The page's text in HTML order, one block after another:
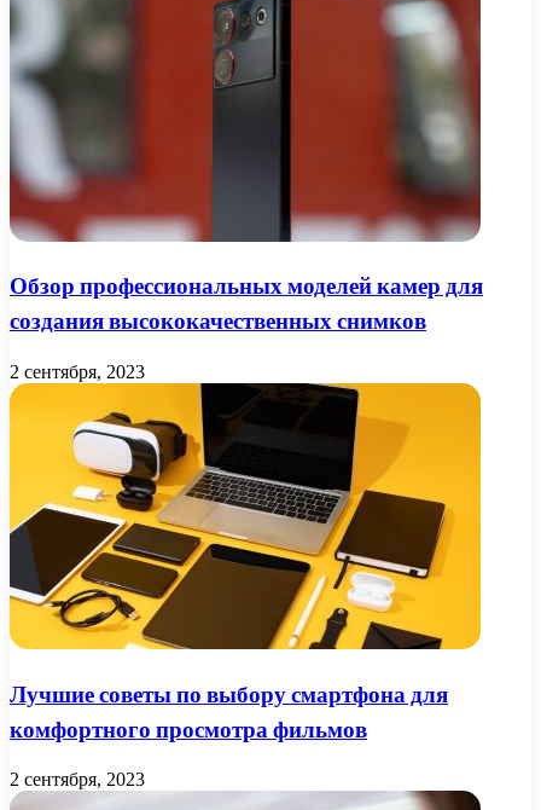
Обзор профессиональных моделей камер для
создания высококачественных снимков
2 сентября, 2023
Лучшие советы по выбору смартфона для
комфортного просмотра фильмов
2 сентября, 2023